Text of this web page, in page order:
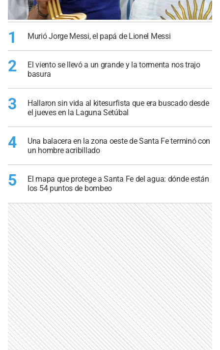
1 Murió Jorge Messi, el papá de Lionel Messi
2
El viento se llevó a un grande y la tormenta nos trajo
basura
3
Hallaron sin vida al kitesurfista que era buscado desde
el jueves en la Laguna Setúbal
4
Una balacera en la zona oeste de Santa Fe terminó con
un hombre acribillado
5
El mapa que protege a Santa Fe del agua: dónde están
los 54 puntos de bombeo